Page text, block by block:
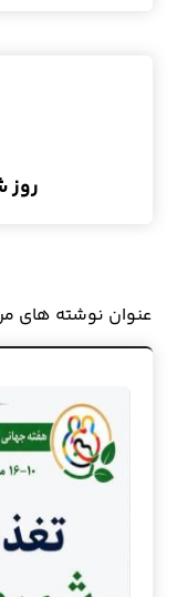
روز
عنوان ‫نوشته های